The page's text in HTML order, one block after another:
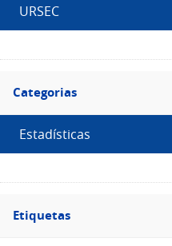
URSEC
Filtro
Categorias
Categorias
Estadísticas
Filtro
Etiquetas
Etiquetas